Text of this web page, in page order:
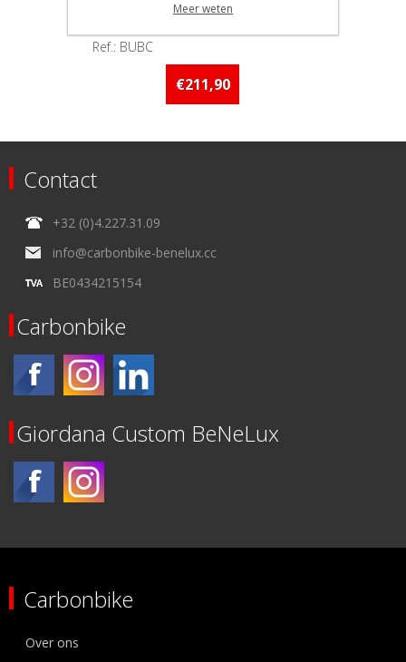
Ref.: BUBC
Beschikbaarheid:: Minder dan 5
stuks op voorraad
€211,90
Contact
+32 (0)4.227.31.09
info@carbonbike-benelux.cc
BE0434215154
Carbonbike
Giordana Custom BeNeLux
Carbonbike
Over ons
Meer weten